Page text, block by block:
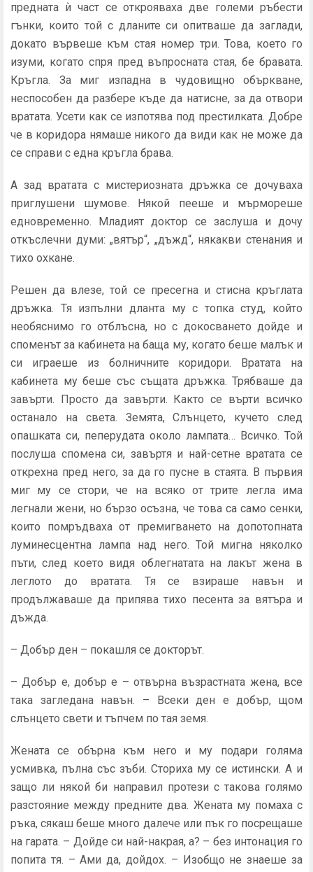
предната ѝ част се открояваха две големи ръбести
гънки, които той с дланите си опитваше да заглади,
докато вървеше към стая номер три. Това, което го
изуми, когато спря пред въпросната стая, бе бравата.
Кръгла. За миг изпадна в чудовищно объркване,
неспособен да разбере къде да натисне, за да отвори
вратата. Усети как се изпотява под престилката. Добре
че в коридора нямаше никого да види как не може да
се справи с една кръгла брава.
А зад вратата с мистериозната дръжка се дочуваха
приглушени шумове. Някой пееше и мърмореше
едновременно. Младият доктор се заслуша и дочу
откъслечни думи: „вятър“, „дъжд“, някакви стенания и
тихо охкане.
Решен да влезе, той се пресегна и стисна кръглата
дръжка. Тя изпълни дланта му с топка студ, който
необяснимо го отблъсна, но с докосването дойде и
споменът за кабинета на баща му, когато беше малък и
си играеше из болничните коридори. Вратата на
кабинета му беше със същата дръжка. Трябваше да
завърти. Просто да завърти. Както се върти всичко
останало на света. Земята, Слънцето, кучето след
опашката си, пеперудата около лампата… Всичко. Той
послуша спомена си, завъртя и най-сетне вратата се
открехна пред него, за да го пусне в стаята. В първия
миг му се стори, че на всяко от трите легла има
легнали жени, но бързо осъзна, че това са само сенки,
които помръдваха от премигването на допотопната
луминесцентна лампа над него. Той мигна няколко
пъти, след което видя облегнатата на лакът жена в
леглото до вратата. Тя се взираше навън и
продължаваше да припява тихо песента за вятъра и
дъжда.
– Добър ден – покашля се докторът.
– Добър е, добър е – отвърна възрастната жена, все
така загледана навън. – Всеки ден е добър, щом
слънцето свети и тъпчем по тая земя.
Жената се обърна към него и му подари голяма
усмивка, пълна със зъби. Сториха му се истински. А и
защо ли някой би направил протези с такова голямо
разстояние между предните два. Жената му помаха с
ръка, сякаш беше много далече или пък го посрещаше
на гарата. – Дойде си най-накрая, а? – без интонация го
попита тя. – Ами да, дойдох. – Изобщо не знаеше за